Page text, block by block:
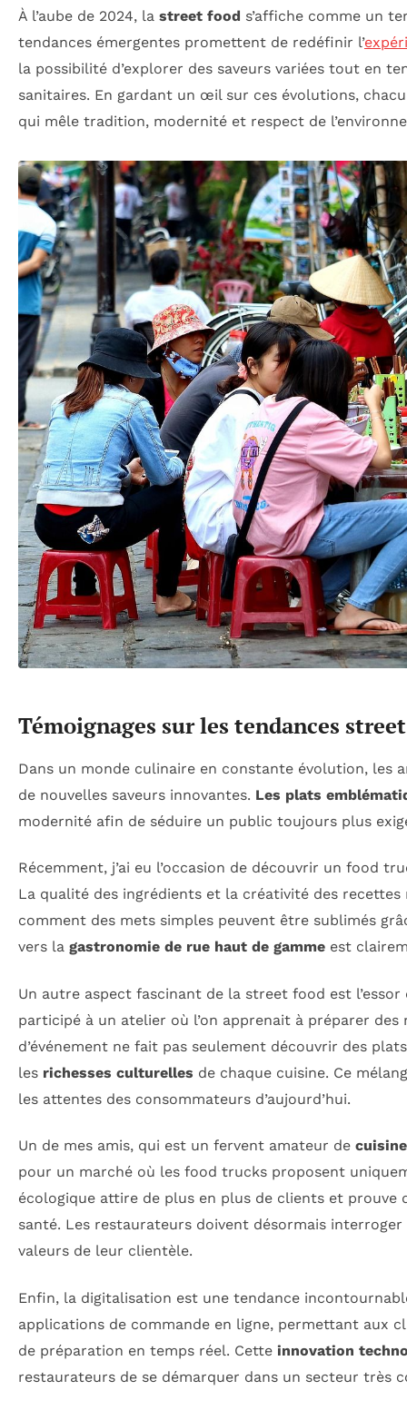
À l’aube de 2024, la street food s’affiche comme un
tendances émergentes promettent de redéfinir l’
la possibilité d’explorer des saveurs variées tout en
sanitaires. En gardant un œil sur ces évolutions,
qui mêle tradition, modernité et respect de
Témoignages sur les tendances
Dans un monde culinaire en constante évolution, les
de nouvelles saveurs innovantes. Les plats
modernité afin de séduire un public toujours plus
Récemment, j’ai eu l’occasion de découvrir un food
La qualité des ingrédients et la créativité des recettes
comment des mets simples peuvent être sublimés
vers la gastronomie de rue haut de gamme est
Un autre aspect fascinant de la street food est
participé à un atelier où l’on apprenait à préparer
d’événement ne fait pas seulement découvrir des
les richesses culturelles de chaque cuisine. Ce
les attentes des consommateurs d’aujourd’hui.
Un de mes amis, qui est un fervent amateur de
pour un marché où les food trucks proposent
écologique attire de plus en plus de clients et
santé. Les restaurateurs doivent désormais
valeurs de leur clientèle.
Enfin, la digitalisation est une tendance
applications de commande en ligne, permettant aux
de préparation en temps réel. Cette innovation
restaurateurs de se démarquer dans un secteur très